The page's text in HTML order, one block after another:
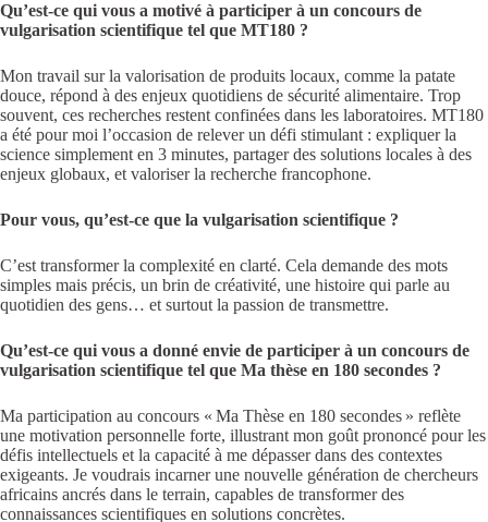
Qu’est-ce qui vous a motivé à participer à un concours de
vulgarisation scientifique tel que MT180 ?
Mon travail sur la valorisation de produits locaux, comme la patate
douce, répond à des enjeux quotidiens de sécurité alimentaire. Trop
souvent, ces recherches restent confinées dans les laboratoires. MT180
a été pour moi l’occasion de relever un défi stimulant : expliquer la
science simplement en 3 minutes, partager des solutions locales à des
enjeux globaux, et valoriser la recherche francophone.
Pour vous, qu’est-ce que la vulgarisation scientifique ?
C’est transformer la complexité en clarté. Cela demande des mots
simples mais précis, un brin de créativité, une histoire qui parle au
quotidien des gens… et surtout la passion de transmettre.
Qu’est-ce qui vous a donné envie de participer à un concours de
vulgarisation scientifique tel que Ma thèse en 180 secondes ?
Ma participation au concours « Ma Thèse en 180 secondes » reflète
une motivation personnelle forte, illustrant mon goût prononcé pour les
défis intellectuels et la capacité à me dépasser dans des contextes
exigeants. Je voudrais incarner une nouvelle génération de chercheurs
africains ancrés dans le terrain, capables de transformer des
connaissances scientifiques en solutions concrètes.